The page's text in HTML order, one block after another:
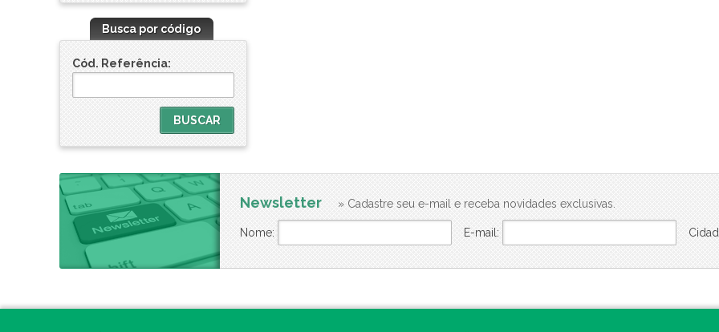
Busca por código
Cód. Referência:
Newsletter » Cadastre seu e-mail e receba novidades exclusivas.
Nome: E-mail: